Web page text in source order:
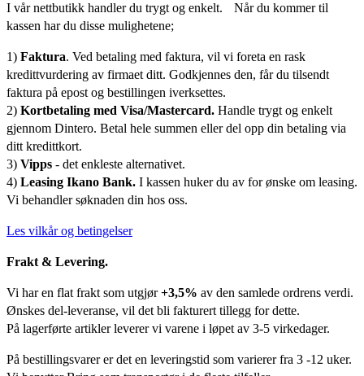
I vår nettbutikk handler du trygt og enkelt. Når du kommer til
kassen har du disse mulighetene;
1) Faktura. Ved betaling med faktura, vil vi foreta en rask
kredittvurdering av firmaet ditt. Godkjennes den, får du tilsendt
faktura på epost og bestillingen iverksettes.
2) Kortbetaling med Visa/Mastercard. Handle trygt og enkelt
gjennom Dintero. Betal hele summen eller del opp din betaling via
ditt kredittkort.
3) Vipps - det enkleste alternativet.
4) Leasing Ikano Bank. I kassen huker du av for ønske om leasing.
Vi behandler søknaden din hos oss.
Les vilkår og betingelser
Frakt & Levering.
Vi har en flat frakt som utgjør+3,5% av den samlede ordrens verdi.
Ønskes del-leveranse, vil det bli fakturert tillegg for dette.
På lagerførte artikler leverer vi varene i løpet av 3-5 virkedager.
På bestillingsvarer er det en leveringstid som varierer fra 3 -12 uker.